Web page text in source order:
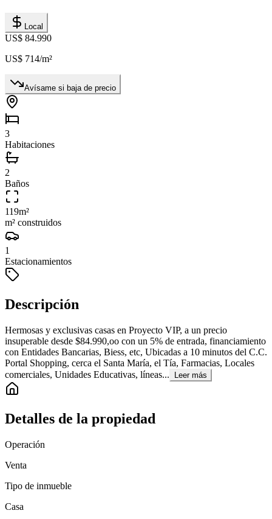
Local
US$ 84.990
US$ 714/m²
Avísame si baja de precio
3
Habitaciones
2
Baños
119m²
m² construidos
1
Estacionamientos
Descripción
Hermosas y exclusivas casas en Proyecto VIP, a un precio
insuperable desde $84.990,oo con un 5% de entrada, financiamiento
con Entidades Bancarias, Biess, etc, Ubicadas a 10 minutos del C.C.
Portal Shopping, cerca el Santa María, el Tía, Farmacias, Locales
comerciales, Unidades Educativas, líneas...
Leer más
Detalles de la propiedad
Operación
Venta
Tipo de inmueble
Casa